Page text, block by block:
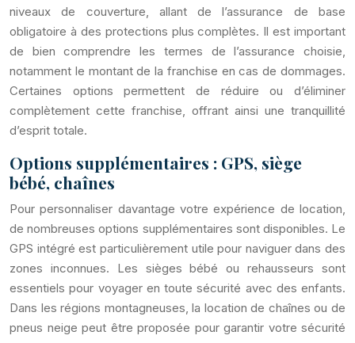
niveaux de couverture, allant de l’assurance de base
obligatoire à des protections plus complètes. Il est important
de bien comprendre les termes de l’assurance choisie,
notamment le montant de la franchise en cas de dommages.
Certaines options permettent de réduire ou d’éliminer
complètement cette franchise, offrant ainsi une tranquillité
d’esprit totale.
Options supplémentaires : GPS, siège
bébé, chaînes
Pour personnaliser davantage votre expérience de location,
de nombreuses options supplémentaires sont disponibles. Le
GPS intégré est particulièrement utile pour naviguer dans des
zones inconnues. Les sièges bébé ou rehausseurs sont
essentiels pour voyager en toute sécurité avec des enfants.
Dans les régions montagneuses, la location de chaînes ou de
pneus neige peut être proposée pour garantir votre sécurité